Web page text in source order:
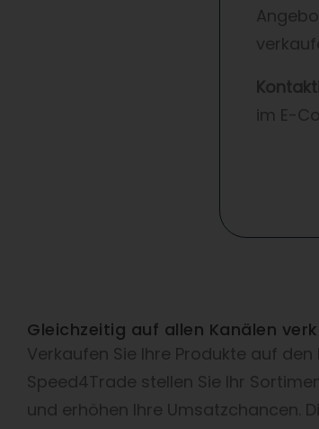
im E-
Gleichzeitig auf allen Kanälen
Verkaufen Sie Ihre Produkte auf
Speed4Trade stellen Sie Ihr
und erhöhen Ihre Umsatzchancen.